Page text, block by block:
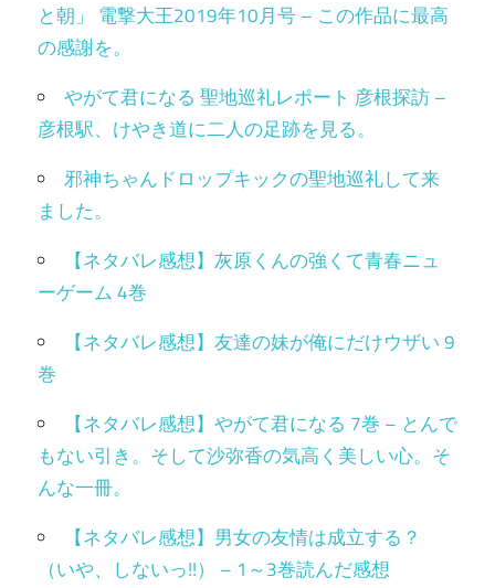
と朝」 電撃大王2019年10月号 – この作品に最高
の感謝を。
やがて君になる 聖地巡礼レポート 彦根探訪 –
彦根駅、けやき道に二人の足跡を見る。
邪神ちゃんドロップキックの聖地巡礼して来
ました。
【ネタバレ感想】灰原くんの強くて青春ニュ
ーゲーム 4巻
【ネタバレ感想】友達の妹が俺にだけウザい 9
巻
【ネタバレ感想】やがて君になる 7巻 – とんで
もない引き。そして沙弥香の気高く美しい心。そ
んな一冊。
【ネタバレ感想】男女の友情は成立する？
（いや、しないっ!!） – 1～3巻読んだ感想